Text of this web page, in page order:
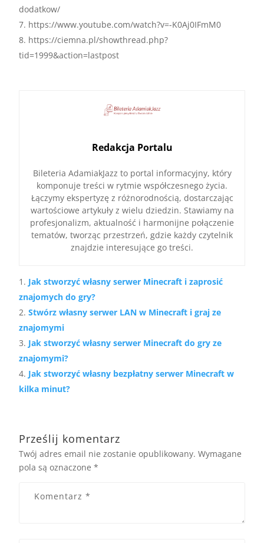
dodatkow/
https://www.youtube.com/watch?v=-K0Aj0IFmM0
https://ciemna.pl/showthread.php?
tid=1999&action=lastpost
Redakcja Portalu
Bileteria AdamiakJazz to portal informacyjny, który
komponuje treści w rytmie współczesnego życia.
Łączymy ekspertyzę z różnorodnością, dostarczając
wartościowe artykuły z wielu dziedzin. Stawiamy na
profesjonalizm, aktualność i harmonijne połączenie
tematów, tworząc przestrzeń, gdzie każdy czytelnik
znajdzie interesujące go treści.
Jak stworzyć własny serwer Minecraft i zaprosić
znajomych do gry?
Stwórz własny serwer LAN w Minecraft i graj ze
znajomymi
Jak stworzyć własny serwer Minecraft do gry ze
znajomymi?
Jak stworzyć własny bezpłatny serwer Minecraft w
kilka minut?
Prześlij komentarz
Twój adres email nie zostanie opublikowany. Wymagane
pola są oznaczone*